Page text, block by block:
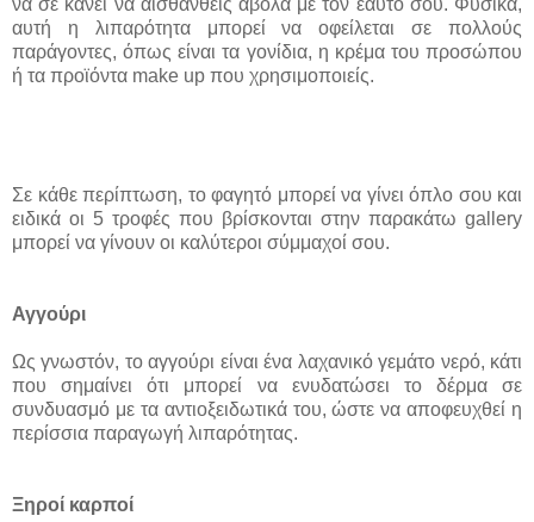
αυτή η λιπαρότητα μπορεί να οφείλεται σε πολλούς
παράγοντες, όπως είναι τα γονίδια, η κρέμα του προσώπου
ή τα προϊόντα make up που χρησιμοποιείς.
Σε κάθε περίπτωση, το φαγητό μπορεί να γίνει όπλο σου και
ειδικά οι 5 τροφές που βρίσκονται στην παρακάτω gallery
μπορεί να γίνουν οι καλύτεροι σύμμαχοί σου.
Αγγούρι
Ως γνωστόν, το αγγούρι είναι ένα λαχανικό γεμάτο νερό, κάτι
που σημαίνει ότι μπορεί να ενυδατώσει το δέρμα σε
συνδυασμό με τα αντιοξειδωτικά του, ώστε να αποφευχθεί η
περίσσια παραγωγή λιπαρότητας.
Ξηροί καρποί